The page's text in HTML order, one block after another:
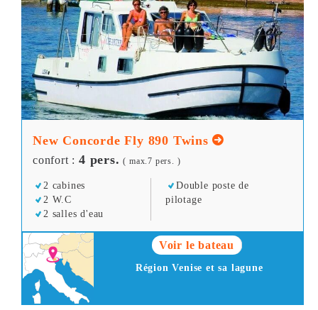
New Concorde Fly 890 Twins
confort : 4 pers. ( max.7 pers. )
2 cabines
2 W.C
2 salles d'eau
Double poste de
pilotage
Voir le bateau
Région Venise et sa lagune